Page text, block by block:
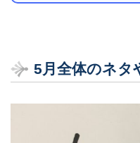
5月全体のネタ